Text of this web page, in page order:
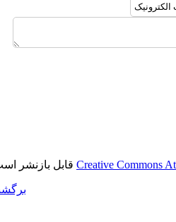
Creative Commons قابل بازنشر